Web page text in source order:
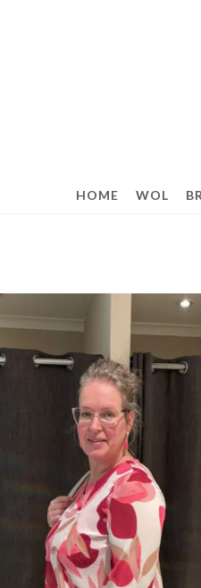
HOME WOL